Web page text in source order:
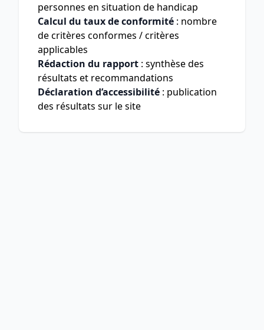
personnes en situation de handicap
Calcul du taux de conformité : nombre
de critères conformes / critères
applicables
Rédaction du rapport : synthèse des
résultats et recommandations
Déclaration d’accessibilité : publication
des résultats sur le site